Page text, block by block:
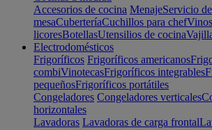
Accesorios de cocina MenajeServicio de
mesaCuberteríaCuchillos para chef
licoresBotellasUtensilios de cocina
Electrodomésticos
Frigoríficos Frigoríficos americanos
combiVinotecasFrigoríficos integrables
pequeñosFrigoríficos portátiles
Congeladores Congeladores verticales
horizontales
Lavadoras Lavadoras de carga frontal